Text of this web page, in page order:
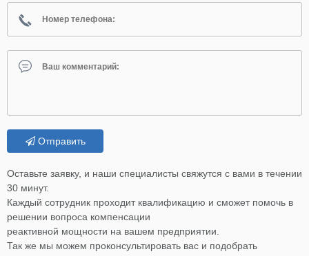
Отправить
Оставьте заявку, и наши специалисты свяжутся с вами в течении
30 минут.
Каждый сотрудник проходит квалификацию и сможет помочь в
решении вопроса компенсации
реактивной мощности на вашем предприятии.
Так же мы можем проконсультировать вас и подобрать